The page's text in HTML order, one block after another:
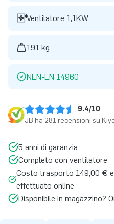
Ventilatore 1,1KW
191 kg
NEN-EN 14960
9.4/10
JB ha 281 recensioni su
5 anni di garanzia
Completo con ventilatore
Costo trasporto 149,00 €
effettuato online
Disponibile in magazzino?